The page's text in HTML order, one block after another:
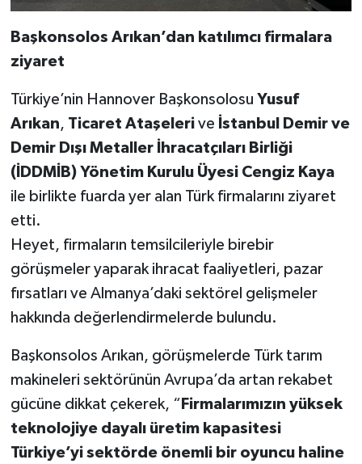
Başkonsolos Arıkan’dan katılımcı firmalara
ziyaret
Türkiye’nin Hannover Başkonsolosu Yusuf
Arıkan, Ticaret Ataşelerive İstanbul Demir ve
Demir Dışı Metaller İhracatçıları Birliği
(İDDMİB) Yönetim Kurulu Üyesi Cengiz Kaya
ile birlikte fuarda yer alan Türk firmalarını ziyaret
etti.
Heyet, firmaların temsilcileriyle birebir
görüşmeler yaparak ihracat faaliyetleri, pazar
fırsatları ve Almanya’daki sektörel gelişmeler
hakkında değerlendirmelerde bulundu.
Başkonsolos Arıkan, görüşmelerde Türk tarım
makineleri sektörünün Avrupa’da artan rekabet
gücüne dikkat çekerek, “ Firmalarımızın yüksek
teknolojiye dayalı üretim kapasitesi
Türkiye’yi sektörde önemli bir oyuncu haline